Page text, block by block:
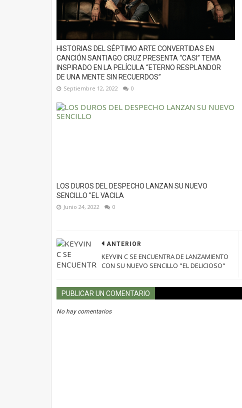
HISTORIAS DEL SÉPTIMO ARTE CONVERTIDAS EN
CANCIÓN SANTIAGO CRUZ PRESENTA “CASI” TEMA
INSPIRADO EN LA PELÍCULA “ETERNO RESPLANDOR
DE UNA MENTE SIN RECUERDOS”
Septiembre 12, 2022 0
LOS DUROS DEL DESPECHO LANZAN SU NUEVO
SENCILLO "EL VACILA
Junio 24, 2022 0
ANTERIOR
KEYVIN C SE ENCUENTRA DE LANZAMIENTO
CON SU NUEVO SENCILLO "EL DELICIOSO"
PUBLICAR UN COMENTARIO
No hay comentarios